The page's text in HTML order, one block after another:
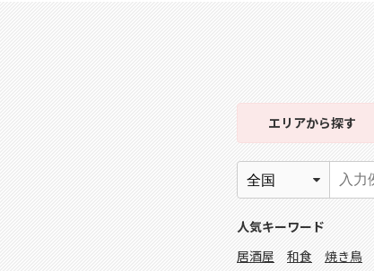
エリアから探す
人気キーワード
居酒屋
和食 焼き鳥